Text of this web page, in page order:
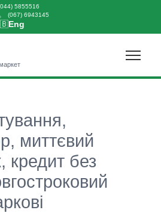
5855516
(067) 6943145
Eng
миттєвий
кредит без